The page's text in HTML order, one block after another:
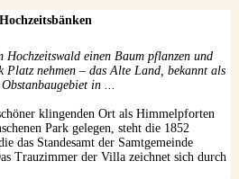
einen Baum pflanzen und
Platz nehmen – das Alte Land, bekannt als
in ...
klingenden Ort als Himmelpforten
Park gelegen, steht die 1852
das Standesamt der Samtgemeinde
Trauzimmer der Villa zeichnet sich durch